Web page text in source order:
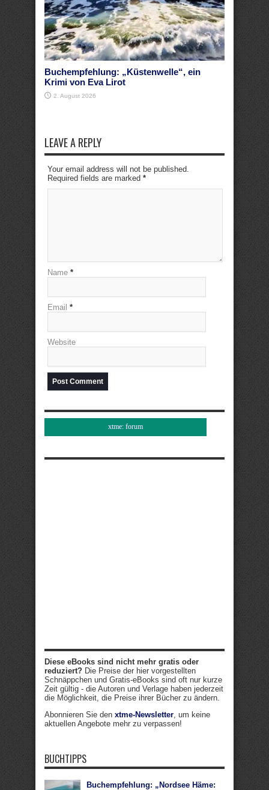
Buchempfehlung: „Küstenwelle“, ein
Krimi von Eva Lirot
2. August 2026
LEAVE A REPLY
Your email address will not be published.
Required fields are marked *
Name *
Email *
Website
xtme: forum
Diese eBooks sind nicht mehr gratis oder
reduziert? Die Preise der hier vorgestellten
Schnäppchen und Gratis-eBooks sind oft nur kurze
Zeit gültig - die Autoren und Verlage haben jederzeit
die Möglichkeit, die Preise ihrer Bücher zu ändern.
Abonnieren Sie den xtme-Newsletter, um keine
aktuellen Angebote mehr zu verpassen!
BUCHTIPPS
Buchempfehlung: „Nordsee Häme: